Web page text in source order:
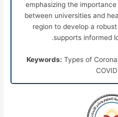
emphasizing the
between universities and
region to develop a
supports informed
Keywords: Types of